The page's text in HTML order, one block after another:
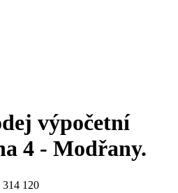
výpočetní
4 - Modřany.
314 120